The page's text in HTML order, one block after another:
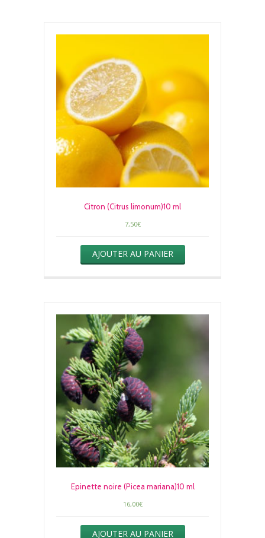
Citron (Citrus limonum)10 ml
7,50€
AJOUTER AU PANIER
Epinette noire (Picea mariana)10 ml
16,00€
AJOUTER AU PANIER